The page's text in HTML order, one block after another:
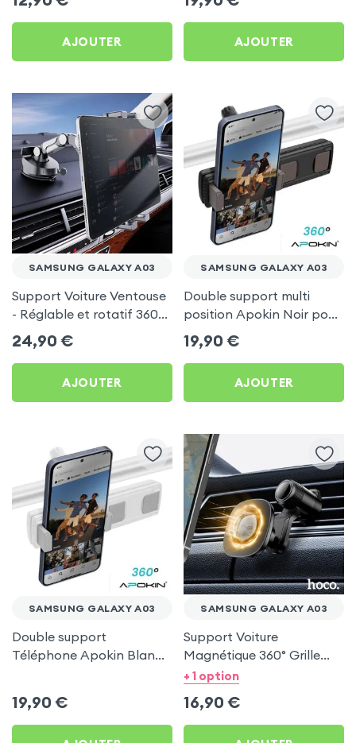
A03
AJOUTER AJOUTER
SAMSUNG GALAXY A03
Support Voiture Ventouse
- Réglable et rotatif 360°
pour Samsung Galaxy
A03
24,90 €
AJOUTER
SAMSUNG GALAXY A03
Double support multi
position Apokin Noir pour
Samsung Galaxy A03
19,90 €
AJOUTER
SAMSUNG GALAXY A03
Double support
Téléphone Apokin Blanc
et Twitch
19,90 €
SAMSUNG GALAXY A03
Support Voiture
Magnétique 360° Grille
d'aération Hoco pour
+ 1 option
16,90 €